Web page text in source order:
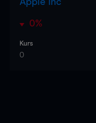
0%
Kurs
0